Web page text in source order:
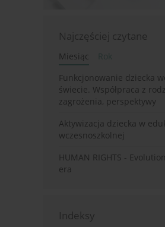
Najczęściej czytane
Miesiąc
Rok
Funkcjonowanie dziecka
świecie. Współpraca z
zagrożenia, perspektywy
Aktywizacja dziecka w
wczesnoszkolnej
HUMAN RIGHTS -
era
Indeksy